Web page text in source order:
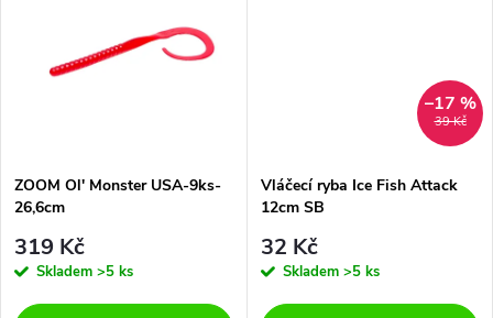
ZOOM Ol' Monster USA-9ks-
26,6cm
319 Kč
Skladem >5 ks
39 Kč
–17 %
Vláčecí ryba Ice Fish Attack
12cm SB
32 Kč
Skladem >5 ks